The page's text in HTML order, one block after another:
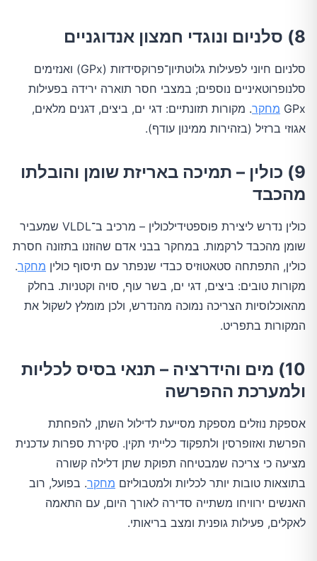
8) סלניום ונוגדי חמצון אנדוגניים
סלניום חיוני לפעילות גלוטתיון־פרוקסידזות (GPx) ואנזימים
סלנופרוטאיניים נוספים; במצבי חסר תוארה ירידה בפעילות
GPx מחקר. מקורות תזונתיים: דגי ים, ביצים, דגנים מלאים,
אגוזי ברזיל (בזהירות ממינון עודף).
9) כולין – תמיכה באריזת שומן והובלתו
מהכבד
כולין נדרש ליצירת פוספטידילכולין – מרכיב ב־VLDL שמעביר
שומן מהכבד לרקמות. במחקר בבני אדם שהוזנו בתזונה חסרת
כולין, התפתחה סטאטוזיס כבדי שנפתר עם תיסוף כולין מחקר.
מקורות טובים: ביצים, דגי ים, בשר עוף, סויה וקטניות. בחלק
מהאוכלוסיות הצריכה נמוכה מהנדרש, ולכן מומלץ לשקול את
המקורות בתפריט.
10) מים והידרציה – תנאי בסיס לכליות
ולמערכת ההפרשה
אספקת נוזלים מספקת מסייעת לדילול השתן, להפחתת
הפרשת ואזופרסין ולתפקוד כלייתי תקין. סקירת ספרות עדכנית
מציעה כי צריכה שמבטיחה תפוקת שתן דלילה קשורה
בתוצאות טובות יותר לכליות ולמטבוליזם מחקר. בפועל, רוב
האנשים ירוויחו משתייה סדירה לאורך היום, עם התאמה
לאקלים, פעילות גופנית ומצב בריאותי.